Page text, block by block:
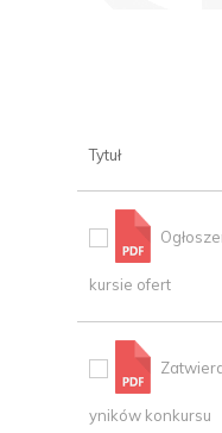
Tytuł
kursie ofert
yników konkursu